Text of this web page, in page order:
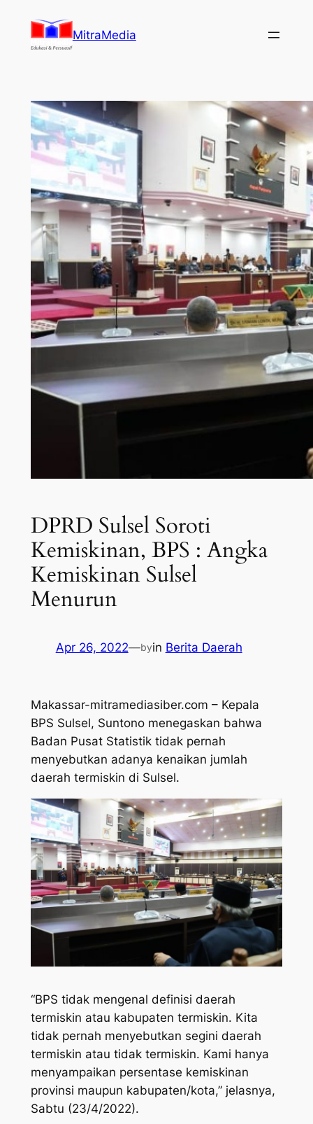
konten
MitraMedia
DPRD Sulsel Soroti
Kemiskinan, BPS : Angka
Kemiskinan Sulsel
Menurun
Apr 26, 2022—byin Berita Daerah
Makassar-mitramediasiber.com – Kepala
BPS Sulsel, Suntono menegaskan bahwa
Badan Pusat Statistik tidak pernah
menyebutkan adanya kenaikan jumlah
daerah termiskin di Sulsel.
“BPS tidak mengenal definisi daerah
termiskin atau kabupaten termiskin. Kita
tidak pernah menyebutkan segini daerah
termiskin atau tidak termiskin. Kami hanya
menyampaikan persentase kemiskinan
provinsi maupun kabupaten/kota,” jelasnya,
Sabtu (23/4/2022).